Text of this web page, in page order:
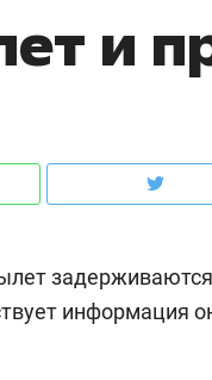
и
информация
клиентах и